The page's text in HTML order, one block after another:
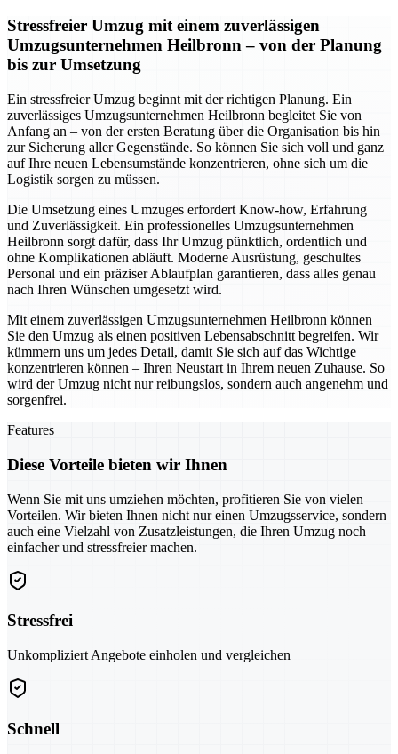
Stressfreier Umzug mit einem zuverlässigen
Umzugsunternehmen Heilbronn – von der Planung
bis zur Umsetzung
Ein stressfreier Umzug beginnt mit der richtigen Planung. Ein
zuverlässiges Umzugsunternehmen Heilbronn begleitet Sie von
Anfang an – von der ersten Beratung über die Organisation bis hin
zur Sicherung aller Gegenstände. So können Sie sich voll und ganz
auf Ihre neuen Lebensumstände konzentrieren, ohne sich um die
Logistik sorgen zu müssen.
Die Umsetzung eines Umzuges erfordert Know-how, Erfahrung
und Zuverlässigkeit. Ein professionelles Umzugsunternehmen
Heilbronn sorgt dafür, dass Ihr Umzug pünktlich, ordentlich und
ohne Komplikationen abläuft. Moderne Ausrüstung, geschultes
Personal und ein präziser Ablaufplan garantieren, dass alles genau
nach Ihren Wünschen umgesetzt wird.
Mit einem zuverlässigen Umzugsunternehmen Heilbronn können
Sie den Umzug als einen positiven Lebensabschnitt begreifen. Wir
kümmern uns um jedes Detail, damit Sie sich auf das Wichtige
konzentrieren können – Ihren Neustart in Ihrem neuen Zuhause. So
wird der Umzug nicht nur reibungslos, sondern auch angenehm und
sorgenfrei.
Features
Diese Vorteile bieten wir Ihnen
Wenn Sie mit uns umziehen möchten, profitieren Sie von vielen
Vorteilen. Wir bieten Ihnen nicht nur einen Umzugsservice, sondern
auch eine Vielzahl von Zusatzleistungen, die Ihren Umzug noch
einfacher und stressfreier machen.
Stressfrei
Unkompliziert Angebote einholen und vergleichen
Schnell